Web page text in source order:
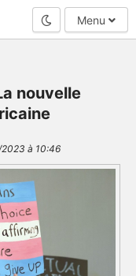
Mode nuit
Menu
nouvelle
à 10:46